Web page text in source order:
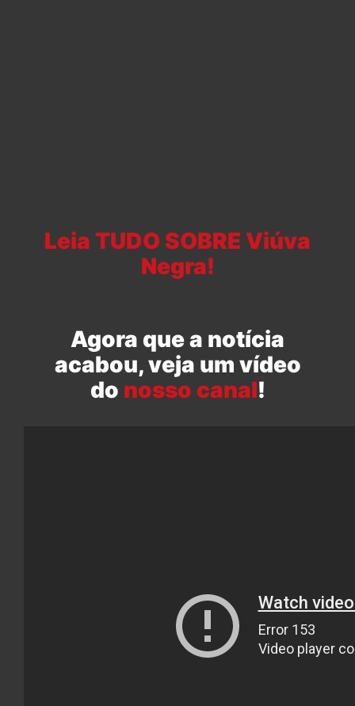
Leia TUDO SOBRE Viúva
Negra!
Agora que a notícia
acabou, veja um vídeo
do nosso canal!